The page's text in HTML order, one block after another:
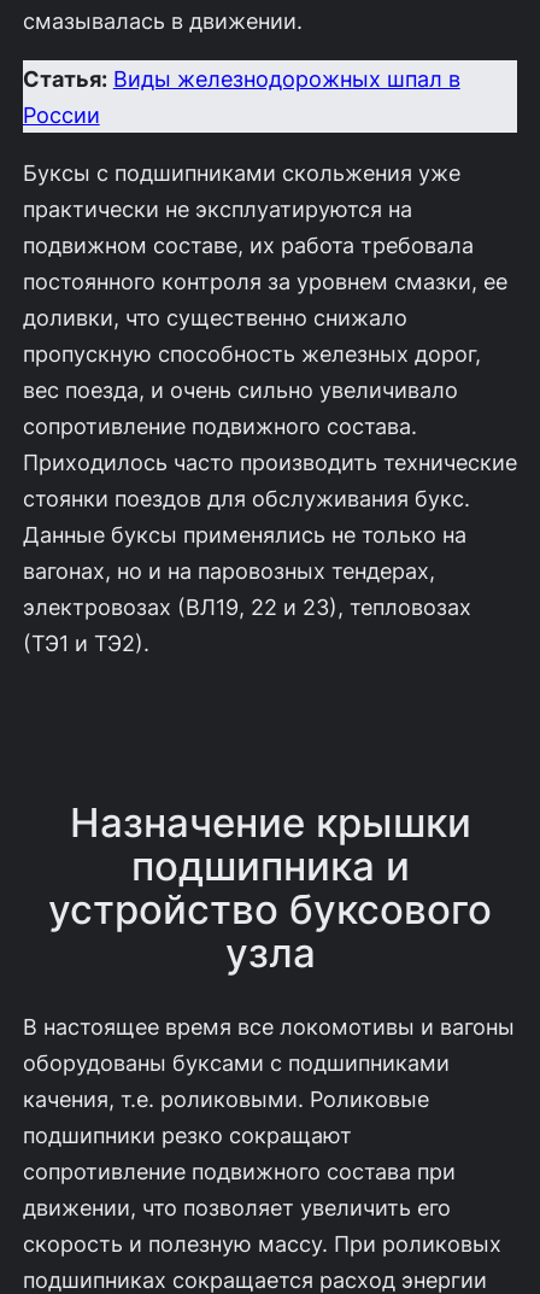
смазывалась в движении.
Статья: Виды железнодорожных шпал в
России
Буксы с подшипниками скольжения уже
практически не эксплуатируются на
подвижном составе, их работа требовала
постоянного контроля за уровнем смазки, ее
доливки, что существенно снижало
пропускную способность железных дорог,
вес поезда, и очень сильно увеличивало
сопротивление подвижного состава.
Приходилось часто производить технические
стоянки поездов для обслуживания букс.
Данные буксы применялись не только на
вагонах, но и на паровозных тендерах,
электровозах (ВЛ19, 22 и 23), тепловозах
(ТЭ1 и ТЭ2).
Назначение крышки
подшипника и
устройство буксового
узла
В настоящее время все локомотивы и вагоны
оборудованы буксами с подшипниками
качения, т.е. роликовыми. Роликовые
подшипники резко сокращают
сопротивление подвижного состава при
движении, что позволяет увеличить его
скорость и полезную массу. При роликовых
подшипниках сокращается расход энергии